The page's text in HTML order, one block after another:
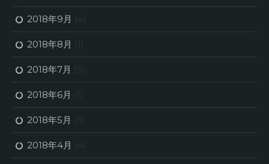
2018年9月 (4)
2018年8月 (1)
2018年7月 (3)
2018年6月 (1)
2018年5月 (3)
2018年4月 (4)